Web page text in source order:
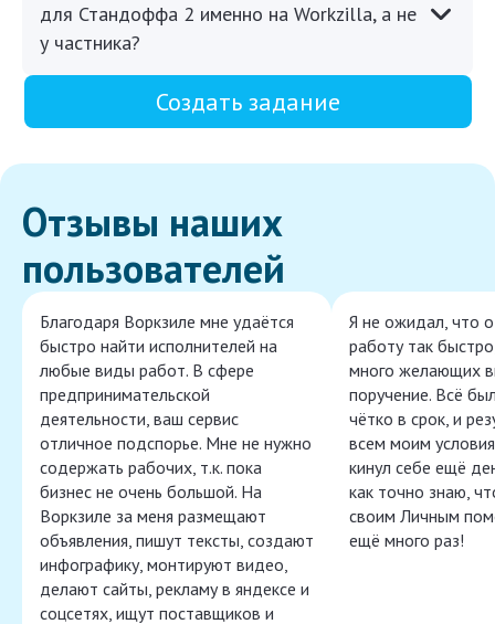
для Стандоффа 2 именно на Workzilla, а не
у частника?
Создать задание
Отзывы наших
пользователей
Благодаря Воркзиле мне удаётся
быстро найти исполнителей на
любые виды работ. В сфере
предпринимательской
деятельности, ваш сервис
отличное подспорье. Мне не нужно
содержать рабочих, т.к. пока
бизнес не очень большой. На
Воркзиле за меня размещают
объявления, пишут тексты, создают
инфографику, монтируют видео,
делают сайты, рекламу в яндексе и
соцсетях, ищут поставщиков и
Я не ожидал, что
работу так
много желающих
поручение. Всё
чётко в срок, и
всем моим
кинул себе ещё
как точно знаю,
своим Личным
ещё много раз!